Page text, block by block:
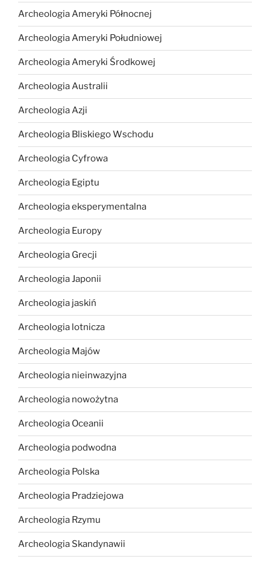
Archeologia Ameryki Północnej
Archeologia Ameryki Południowej
Archeologia Ameryki Środkowej
Archeologia Australii
Archeologia Azji
Archeologia Bliskiego Wschodu
Archeologia Cyfrowa
Archeologia Egiptu
Archeologia eksperymentalna
Archeologia Europy
Archeologia Grecji
Archeologia Japonii
Archeologia jaskiń
Archeologia lotnicza
Archeologia Majów
Archeologia nieinwazyjna
Archeologia nowożytna
Archeologia Oceanii
Archeologia podwodna
Archeologia Polska
Archeologia Pradziejowa
Archeologia Rzymu
Archeologia Skandynawii